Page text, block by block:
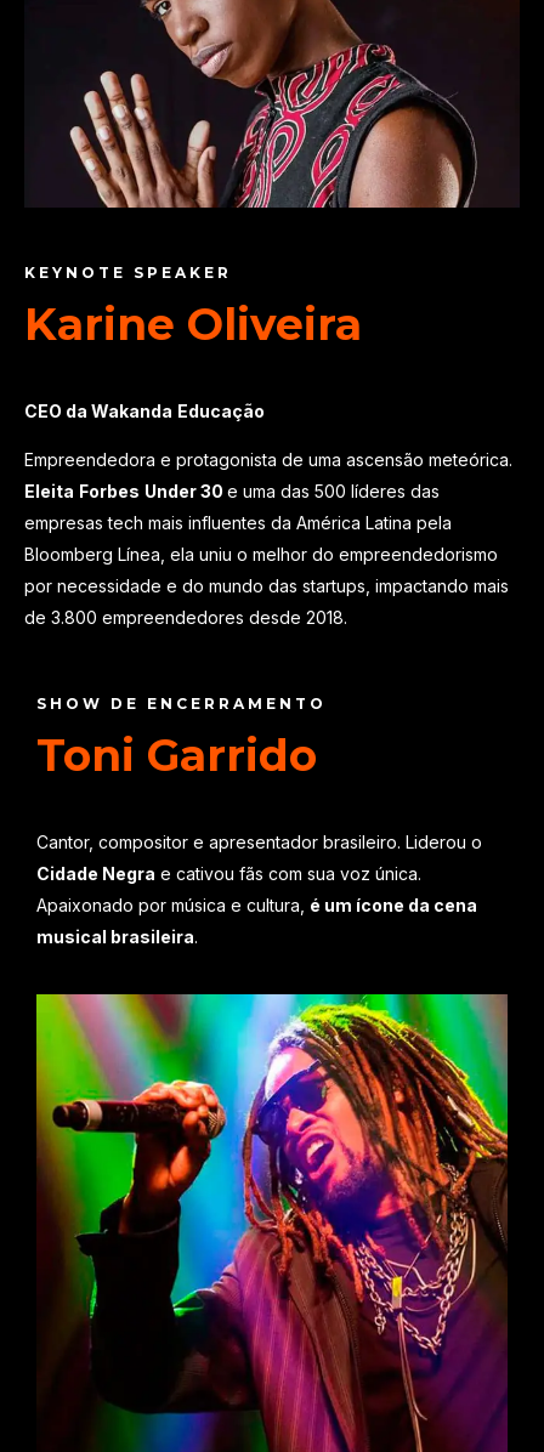
KEYNOTE SPEAKER
Karine Oliveira
CEO da Wakanda Educação
Empreendedora e protagonista de uma ascensão meteórica.
Eleita Forbes Under30 e uma das 500 líderes das
empresas tech mais influentes da América Latina pela
Bloomberg Línea, ela uniu o melhor do empreendedorismo
por necessidade e do mundo das startups, impactando mais
de 3.800 empreendedores desde 2018.
SHOW DE ENCERRAMENTO
Toni Garrido
Cantor, compositor e apresentador brasileiro. Liderou o
Cidade Negra e cativou fãs com sua voz única.
Apaixonado por música e cultura, é um ícone da cena
musical brasileira.